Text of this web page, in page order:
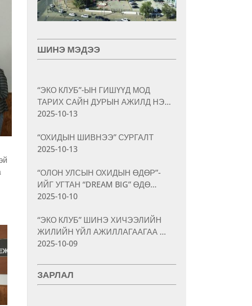
ШИНЭ МЭДЭЭ
“ЭКО КЛУБ”-ЫН ГИШҮҮД МОД
ТАРИХ САЙН ДУРЫН АЖИЛД НЭ…
2025-10-13
“ОХИДЫН ШИВНЭЭ” СУРГАЛТ
2025-10-13
“ОЛОН УЛСЫН ОХИДЫН ӨДӨР”-
ИЙГ УГТАН “DREAM BIG” ӨДӨ…
2025-10-10
“ЭКО КЛУБ” ШИНЭ ХИЧЭЭЛИЙН
ЖИЛИЙН ҮЙЛ АЖИЛЛАГААГАА …
2025-10-09
ЗАРЛАЛ